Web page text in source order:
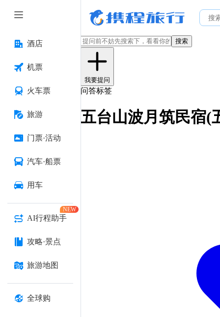
酒店
机票
火车票
旅游
门票·活动
汽车·船票
用车
AI行程助手
NEW
攻略·景点
旅游地图
全球购
搜索
我要提问
问答标签
五台山波月筑民宿(